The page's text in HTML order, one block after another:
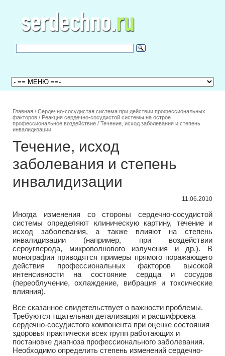
Главная / Сердечно-сосудистая система при действии профессиональных
факторов / Реакция сердечно-сосудистой системы на острое
профессиональное воздействие / Течение, исход заболевания и степень
инвалидизации
Течение, исход
заболевания и степень
инвалидизации
11.06.2010
Иногда изменения со стороны сердечно-сосудистой
системы определяют клиническую картину, течение и
исход заболевания, а также влияют на степень
инвалидизации (например, при воздействии
сероуглерода, микроволнового излучения и др.). В
монографии приводятся примеры прямого поражающего
действия профессиональных факторов высокой
интенсивности на состояние сердца и сосудов
(переоблучение, охлаждение, вибрация и токсические
влияния).
Все сказанное свидетельствует о важности проблемы.
Требуются тщательная детализация и расшифровка
сердечно-сосудистого компонента при оценке состояния
здоровья практически всех групп работающих и
постановке диагноза профессионального заболевания.
Необходимо определить степень изменений сердечно-